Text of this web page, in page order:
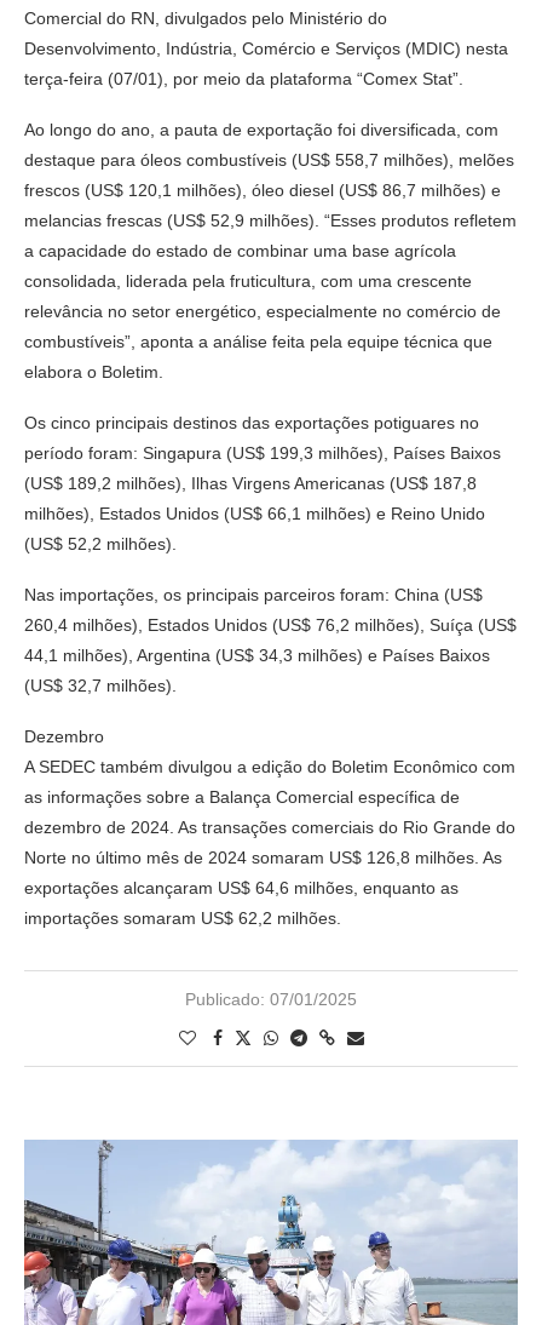
Comercial do RN, divulgados pelo Ministério do
Desenvolvimento, Indústria, Comércio e Serviços (MDIC) nesta
terça-feira (07/01), por meio da plataforma “Comex Stat”.
Ao longo do ano, a pauta de exportação foi diversificada, com
destaque para óleos combustíveis (US$ 558,7 milhões), melões
frescos (US$ 120,1 milhões), óleo diesel (US$ 86,7 milhões) e
melancias frescas (US$ 52,9 milhões). “Esses produtos refletem
a capacidade do estado de combinar uma base agrícola
consolidada, liderada pela fruticultura, com uma crescente
relevância no setor energético, especialmente no comércio de
combustíveis”, aponta a análise feita pela equipe técnica que
elabora o Boletim.
Os cinco principais destinos das exportações potiguares no
período foram: Singapura (US$ 199,3 milhões), Países Baixos
(US$ 189,2 milhões), Ilhas Virgens Americanas (US$ 187,8
milhões), Estados Unidos (US$ 66,1 milhões) e Reino Unido
(US$ 52,2 milhões).
Nas importações, os principais parceiros foram: China (US$
260,4 milhões), Estados Unidos (US$ 76,2 milhões), Suíça (US$
44,1 milhões), Argentina (US$ 34,3 milhões) e Países Baixos
(US$ 32,7 milhões).
Dezembro
A SEDEC também divulgou a edição do Boletim Econômico com
as informações sobre a Balança Comercial específica de
dezembro de 2024. As transações comerciais do Rio Grande do
Norte no último mês de 2024 somaram US$ 126,8 milhões. As
exportações alcançaram US$ 64,6 milhões, enquanto as
importações somaram US$ 62,2 milhões.
Publicado: 07/01/2025